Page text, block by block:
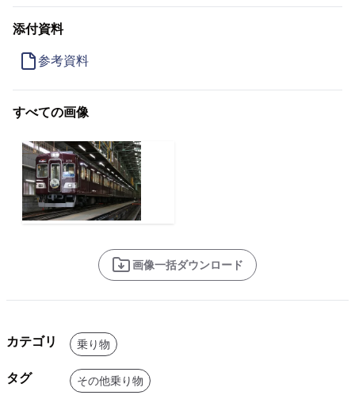
添付資料
参考資料
すべての画像
画像一括ダウンロード
カテゴリ 乗り物
タグ その他乗り物